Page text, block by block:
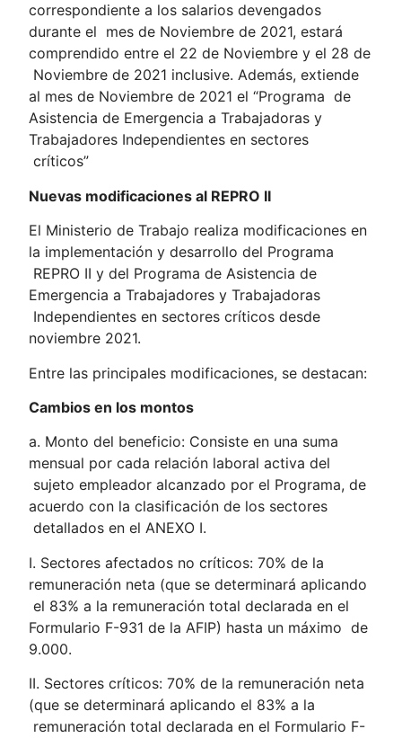
correspondiente a los salarios devengados
durante el mes de Noviembre de 2021, estará
comprendido entre el 22 de Noviembre y el 28 de
Noviembre de 2021 inclusive. Además, extiende
al mes de Noviembre de 2021 el “Programa de
Asistencia de Emergencia a Trabajadoras y
Trabajadores Independientes en sectores
críticos”
Nuevas modificaciones al REPRO II
El Ministerio de Trabajo realiza modificaciones en
la implementación y desarrollo del Programa
REPRO II y del Programa de Asistencia de
Emergencia a Trabajadores y Trabajadoras
Independientes en sectores críticos desde
noviembre 2021.
Entre las principales modificaciones, se destacan:
Cambios en los montos
a. Monto del beneficio: Consiste en una suma
mensual por cada relación laboral activa del
sujeto empleador alcanzado por el Programa, de
acuerdo con la clasificación de los sectores
detallados en el ANEXO I.
I. Sectores afectados no críticos: 70% de la
remuneración neta (que se determinará aplicando
el 83% a la remuneración total declarada en el
Formulario F-931 de la AFIP) hasta un máximo de
9.000.
II. Sectores críticos: 70% de la remuneración neta
(que se determinará aplicando el 83% a la
remuneración total declarada en el Formulario F-